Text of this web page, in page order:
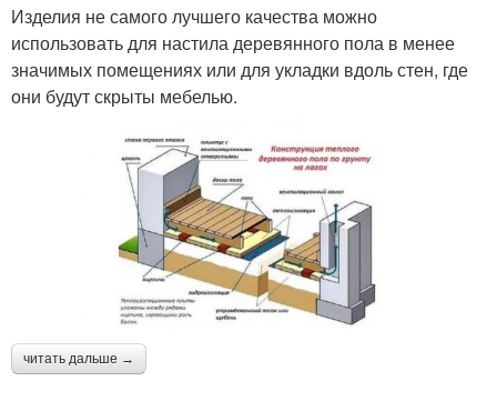
Изделия не самого лучшего качества можно
использовать для настила деревянного пола в менее
значимых помещениях или для укладки вдоль стен, где
они будут скрыты мебелью.
читать дальше →